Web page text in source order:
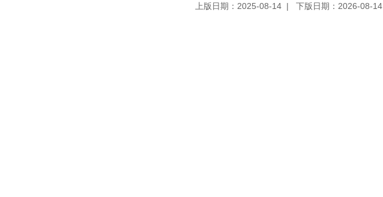
上版日期：2025-08-14
下版日期：2026-08-14